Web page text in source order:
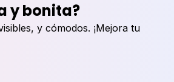
y bonita?
y cómodos. ¡Mejora tu